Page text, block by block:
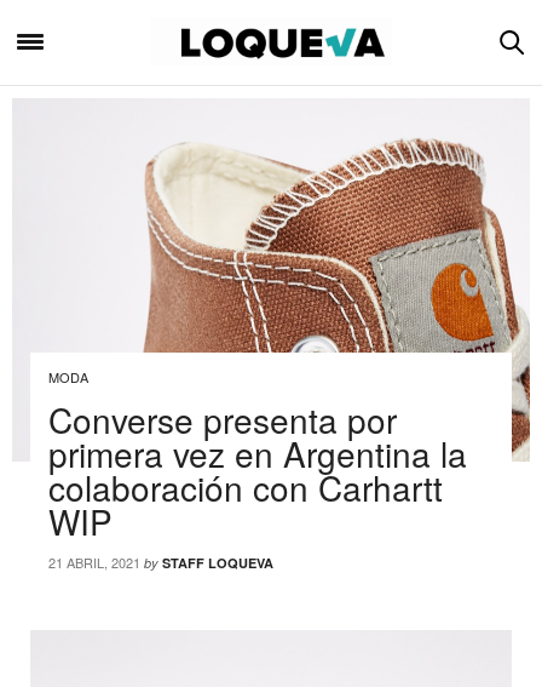
MODA
Converse presenta por
primera vez en Argentina la
colaboración con Carhartt
WIP
21 ABRIL, 2021 by STAFF LOQUEVA